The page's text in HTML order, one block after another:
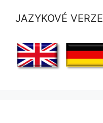
JAZYKOVÉ VERZE